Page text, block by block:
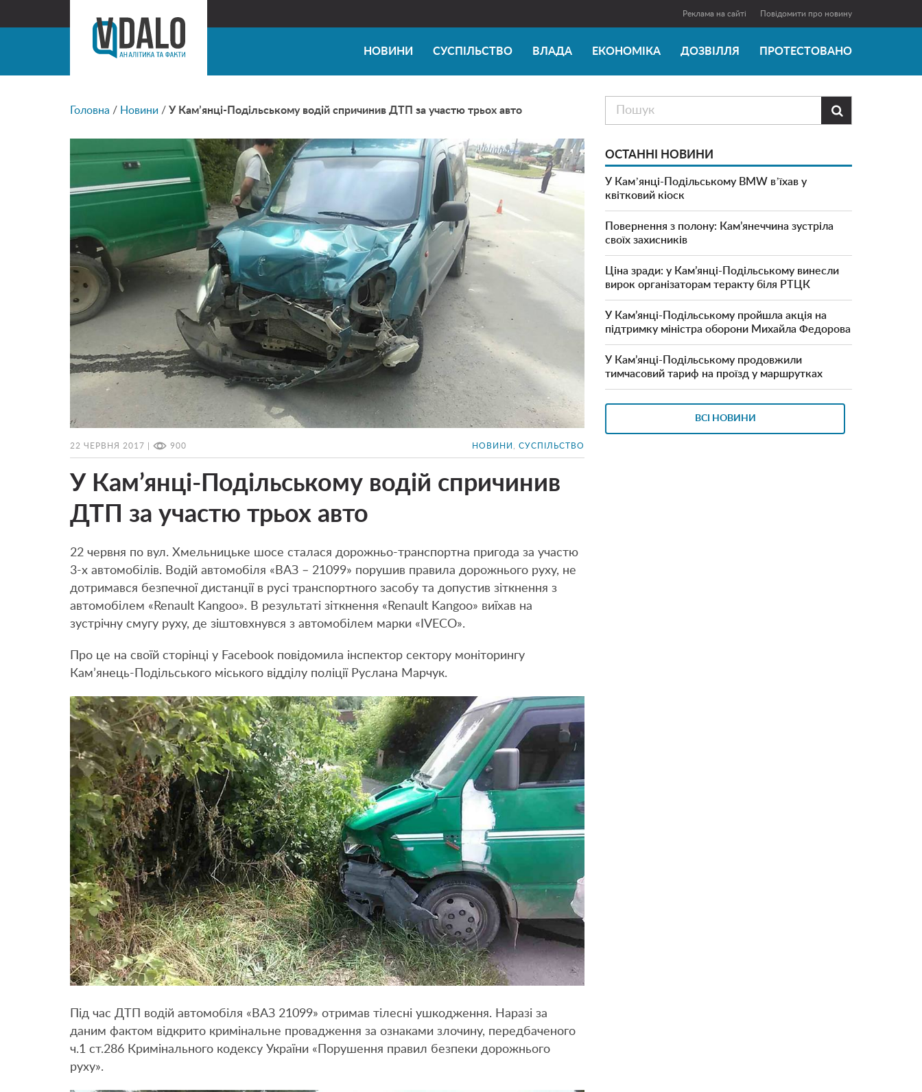
Реклама на сайті Повідомити про новину
НОВИНИ СУСПІЛЬСТВО ВЛАДА ЕКОНОМІКА ДОЗВІЛЛЯ ПРОТЕСТОВАНО
Головна / Новини / У Кам’янці-Подільському водій спричинив ДТП за участю трьох авто
22 ЧЕРВНЯ 2017 | 900 НОВИНИ СУСПІЛЬСТВО
У Кам’янці-Подільському водій спричинив
ДТП за участю трьох авто
22 червня по вул. Хмельницьке шосе сталася дорожньо-транспортна пригода за участю
3-х автомобілів. Водій автомобіля «ВАЗ – 21099» порушив правила дорожнього руху, не
дотримався безпечної дистанції в русі транспортного засобу та допустив зіткнення з
автомобілем «Renault Kangoo». В результаті зіткнення «Renault Kangoo» виїхав на
зустрічну смугу руху, де зіштовхнувся з автомобілем марки «IVECO».
Про це на своїй сторінці у Facebook повідомила інспектор сектору моніторингу
Кам’янець-Подільського міського відділу поліції Руслана Марчук.
Під час ДТП водій автомобіля «ВАЗ 21099» отримав тілесні ушкодження. Наразі за
даним фактом відкрито кримінальне провадження за ознаками злочину, передбаченого
ч.1 ст.286 Кримінального кодексу України «Порушення правил безпеки дорожнього
руху».

ОСТАННІ НОВИНИ
У Камʼянці-Подільському BMW вʼїхав у
квітковий кіоск
Повернення з полону: Кам’янеччина зустріла
своїх захисників
Ціна зради: у Кам’янці-Подільському винесли
вирок організаторам теракту біля РТЦК
У Кам’янці-Подільському пройшла акція на
підтримку міністра оборони Михайла Федорова
У Кам’янці-Подільському продовжили
тимчасовий тариф на проїзд у маршрутках
ВСІ НОВИНИ